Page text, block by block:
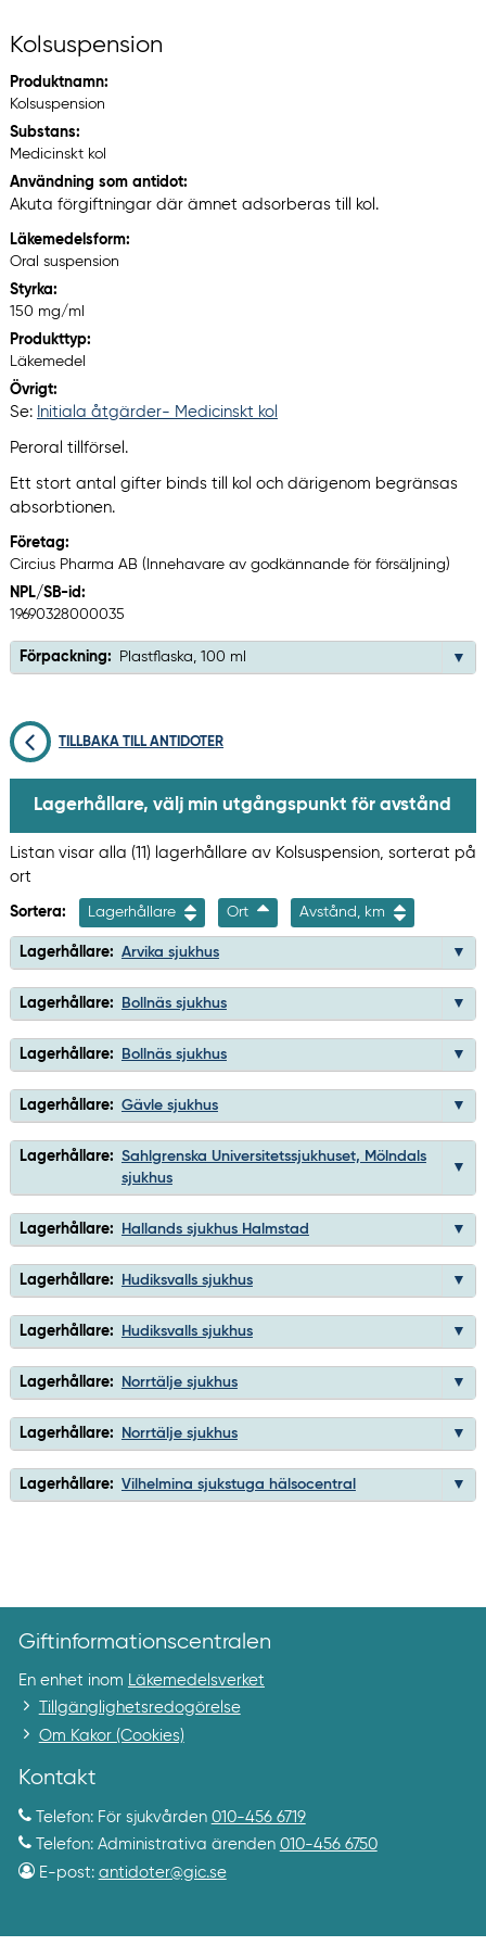
Kolsuspension
Produktnamn:
Kolsuspension
Substans:
Medicinskt kol
Användning som antidot:
Akuta förgiftningar där ämnet adsorberas till kol.
Läkemedelsform:
Oral suspension
Styrka:
150 mg/ml
Produkttyp:
Läkemedel
Övrigt:
Se: Initiala åtgärder- Medicinskt kol
Peroral tillförsel.
Ett stort antal gifter binds till kol och därigenom begränsas
absorbtionen.
Företag:
Circius Pharma AB (Innehavare av godkännande för försäljning)
NPL/SB-id:
19690328000035
Förpackning: Plastflaska, 100 ml
TILLBAKA TILL ANTIDOTER
Lagerhållare, välj min utgångspunkt för avstånd
Listan visar alla (11) lagerhållare av Kolsuspension, sorterat på
ort
Sortera: Lagerhållare Ort Avstånd, km
Lagerhållare: Arvika sjukhus
Lagerhållare: Bollnäs sjukhus
Lagerhållare: Bollnäs sjukhus
Lagerhållare: Gävle sjukhus
Lagerhållare: Sahlgrenska Universitetssjukhuset, Mölndals
sjukhus
Lagerhållare: Hallands sjukhus Halmstad
Lagerhållare: Hudiksvalls sjukhus
Lagerhållare: Hudiksvalls sjukhus
Lagerhållare: Norrtälje sjukhus
Lagerhållare: Norrtälje sjukhus
Lagerhållare: Vilhelmina sjukstuga hälsocentral
Giftinformationscentralen
En enhet inom
Läkemedelsverket
Tillgänglighetsredogörelse
Om Kakor (Cookies)
Kontakt
Telefon: För sjukvården 010-456 6719
Telefon: Administrativa ärenden 010-456 6750
E-post: antidoter@gic.se